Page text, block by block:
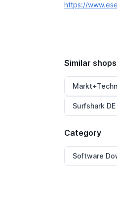
https://
Similar shops
Surfshark DE
Category
Software